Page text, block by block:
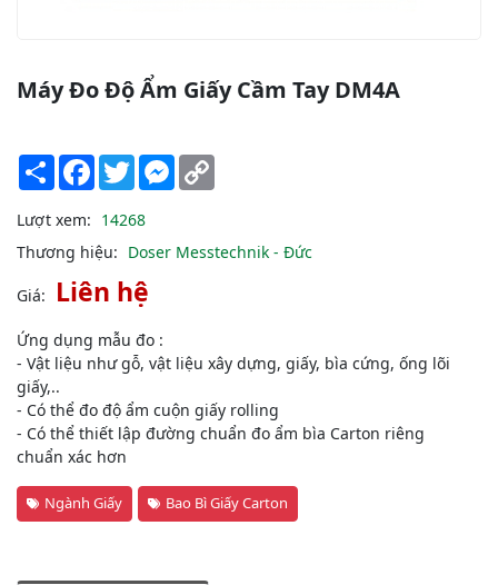
Máy Đo Độ Ẩm Giấy Cầm Tay DM4A
Share Facebook
TwitterMessenger
Lượt xem: 14268
Thương hiệu: Doser Messtechnik - Đức
Giá: Liên hệ
Ứng dụng mẫu đo :
- Vật liệu như gỗ, vật liệu xây dựng, giấy, bìa cứng, ống lõi
giấy,..
- Có thể đo độ ẩm cuộn giấy rolling
- Có thể thiết lập đường chuẩn đo ẩm bìa Carton riêng
chuẩn xác hơn
Ngành Giấy Bao Bì Giấy Carton